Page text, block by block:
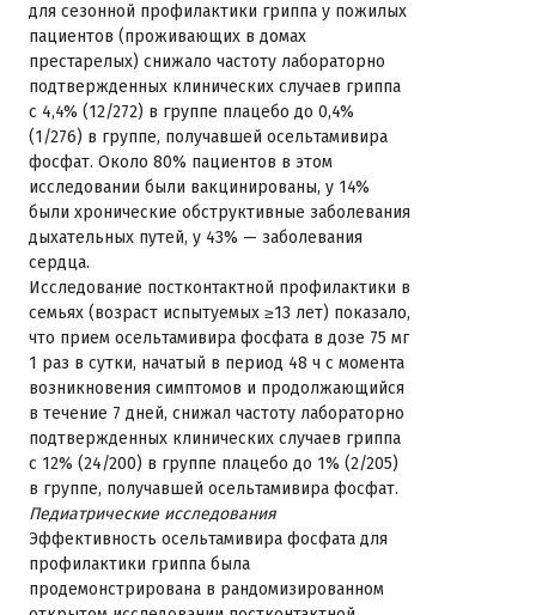
для сезонной профилактики гриппа у пожилых
пациентов (проживающих в домах
престарелых) снижало частоту лабораторно
подтвержденных клинических случаев гриппа
с 4,4% (12/272) в группе плацебо до 0,4%
(1/276) в группе, получавшей осельтамивира
фосфат. Около 80% пациентов в этом
исследовании были вакцинированы, у 14%
были хронические обструктивные заболевания
дыхательных путей, у 43% — заболевания
сердца.
Исследование постконтактной профилактики в
семьях (возраст испытуемых ≥13 лет) показало,
что прием осельтамивира фосфата в дозе 75 мг
1 раз в сутки, начатый в период 48 ч с момента
возникновения симптомов и продолжающийся
в течение 7 дней, снижал частоту лабораторно
подтвержденных клинических случаев гриппа
с 12% (24/200) в группе плацебо до 1% (2/205)
в группе, получавшей осельтамивира фосфат.
Педиатрические исследования
Эффективность осельтамивира фосфата для
профилактики гриппа была
продемонстрирована в рандомизированном